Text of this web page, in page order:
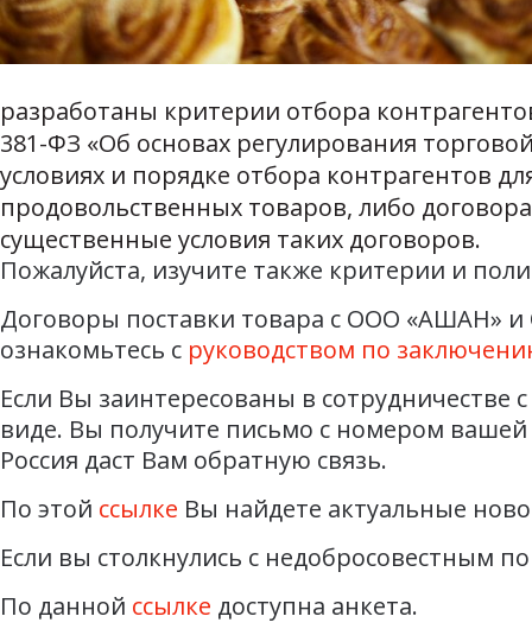
разработаны критерии отбора
381-ФЗ «Об основах регулирования
условиях и порядке отбора контрагентов
продовольственных товаров, либо
существенные условия таких договоров.
Пожалуйста, изучите также критерии и
Договоры поставки товара с ООО «АШАН»
ознакомьтесь с руководством по
Если Вы заинтересованы в сотрудничестве
виде. Вы получите письмо с номером
Россия даст Вам обратную связь.
По этой ссылке Вы найдете актуальные
Если вы столкнулись с недобросовестным
По данной ссылке доступна анкета.